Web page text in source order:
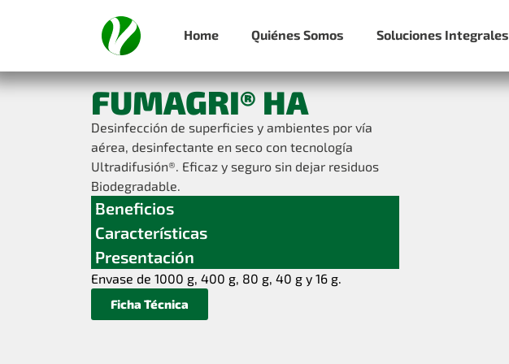
Home Quiénes Somos Soluciones Integrales
FUMAGRI® HA
Desinfección de superficies y ambientes por vía
aérea, desinfectante en seco con tecnología
Ultradifusión®. Eficaz y seguro sin dejar residuos
Biodegradable.
Beneficios
Características
Presentación
Envase de 1000 g, 400 g, 80 g, 40 g y 16 g.
Ficha Técnica